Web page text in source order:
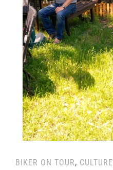
BIKER ON TOUR, CULTURE